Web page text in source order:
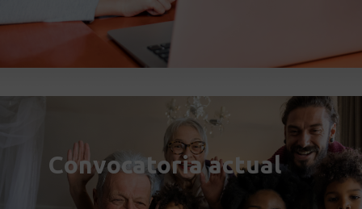
Convocatoria actual